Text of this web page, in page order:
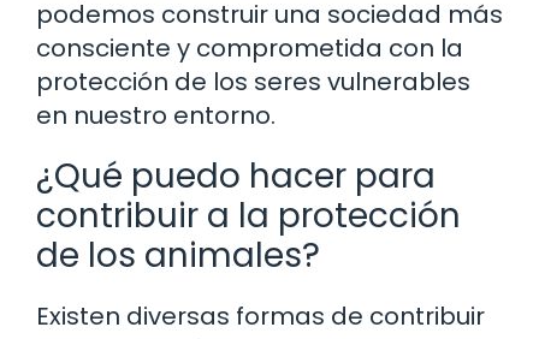
podemos construir una sociedad más
consciente y comprometida con la
protección de los seres vulnerables
en nuestro entorno.
¿Qué puedo hacer para
contribuir a la protección
de los animales?
Existen diversas formas de contribuir